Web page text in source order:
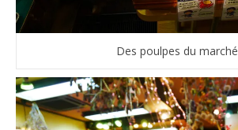
Des poulpes du marché